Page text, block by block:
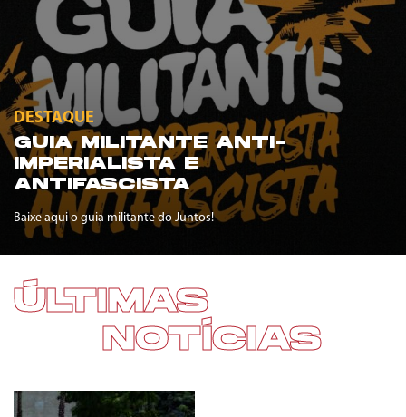
DESTAQUE
GUIA MILITANTE ANTI-
IMPERIALISTA E
ANTIFASCISTA
Baixe aqui o guia militante do Juntos!
ÚLTIMAS
NOTÍCIAS